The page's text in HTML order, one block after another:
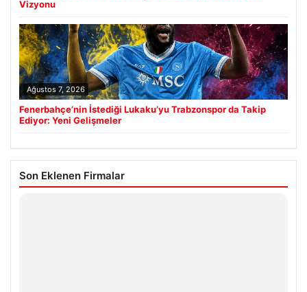
Vizyonu
Ağustos 7, 2026
Fenerbahçe’nin İstediği Lukaku’yu Trabzonspor da Takip
Ediyor: Yeni Gelişmeler
Son Eklenen Firmalar